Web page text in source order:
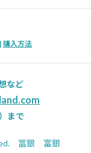
| 購入方法
など
まで
冨銀 富銀